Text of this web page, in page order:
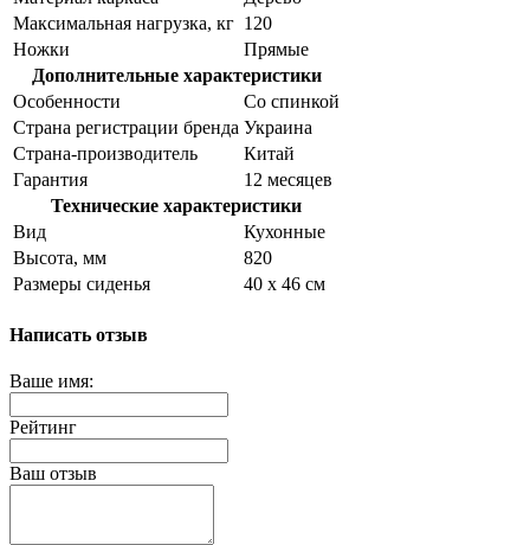
Максимальная нагрузка, кг 120
Ножки
Прямые
Дополнительные характеристики
Особенности
Со спинкой
Страна регистрации бренда Украина
Страна-производитель
Китай
Гарантия
12 месяцев
Технические характеристики
Вид
Кухонные
Высота, мм
820
Размеры сиденья
40 х 46 см
Написать отзыв
Ваше имя:
Рейтинг
Ваш отзыв